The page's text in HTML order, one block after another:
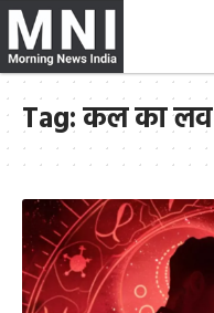
Tag:कल का